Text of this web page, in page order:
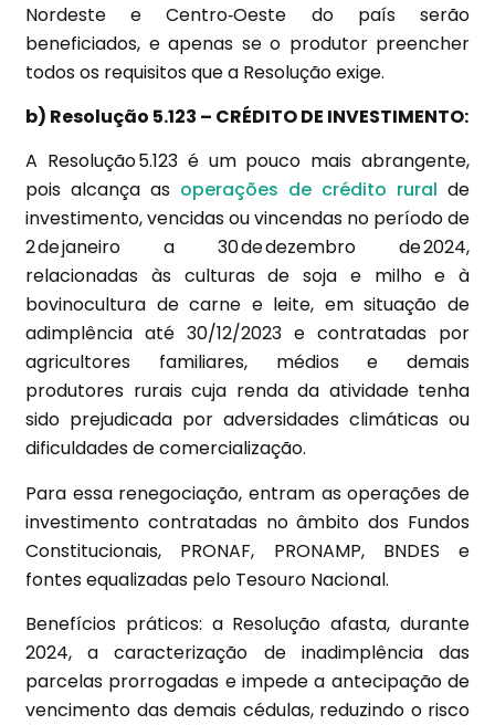
Nordeste e Centro‑Oeste do país serão
beneficiados, e apenas se o produtor preencher
todos os requisitos que a Resolução exige.
b) Resolução 5.123 – CRÉDITO DE INVESTIMENTO:
A Resolução 5.123 é um pouco mais abrangente,
pois alcança as operações de crédito rural de
investimento, vencidas ou vincendas no período de
2 de janeiro a 30 de dezembro de 2024,
relacionadas às culturas de soja e milho e à
bovinocultura de carne e leite, em situação de
adimplência até 30/12/2023 e contratadas por
agricultores familiares, médios e demais
produtores rurais cuja renda da atividade tenha
sido prejudicada por adversidades climáticas ou
dificuldades de comercialização.
Para essa renegociação, entram as operações de
investimento contratadas no âmbito dos Fundos
Constitucionais, PRONAF, PRONAMP, BNDES e
fontes equalizadas pelo Tesouro Nacional.
Benefícios práticos: a Resolução afasta, durante
2024, a caracterização de inadimplência das
parcelas prorrogadas e impede a antecipação de
vencimento das demais cédulas, reduzindo o risco